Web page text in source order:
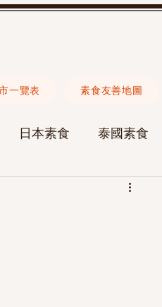
日本素食 泰國素食
素食營養
一覽表 素食友善地圖